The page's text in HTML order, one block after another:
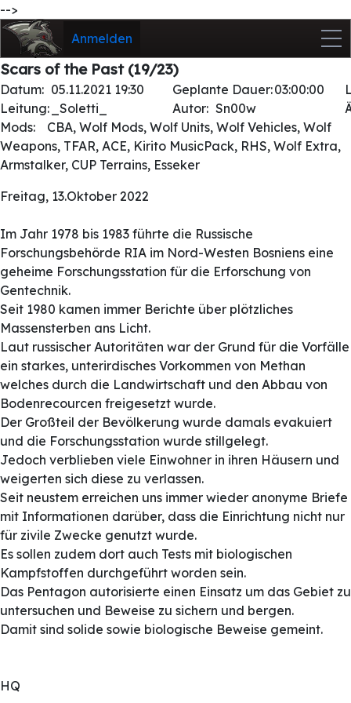
-->
Anmelden
Scars of the Past (19/23)
Datum: 05.11.2021 19:30 Geplante Dauer:03:00:00
Leitung: _Soletti_ Autor: Sn00w
Mods:
CBA, Wolf Mods, Wolf Units, Wolf Vehicles, Wolf
Weapons, TFAR, ACE, Kirito MusicPack, RHS, Wolf Extra,
Armstalker, CUP Terrains, Esseker
Freitag, 13.Oktober 2022
Im Jahr 1978 bis 1983 führte die Russische
Forschungsbehörde RIA im Nord-Westen Bosniens eine
geheime Forschungsstation für die Erforschung von
Gentechnik.
Seit 1980 kamen immer Berichte über plötzliches
Massensterben ans Licht.
Laut russischer Autoritäten war der Grund für die Vorfälle
ein starkes, unterirdisches Vorkommen von Methan
welches durch die Landwirtschaft und den Abbau von
Bodenrecourcen freigesetzt wurde.
Der Großteil der Bevölkerung wurde damals evakuiert
und die Forschungsstation wurde stillgelegt.
Jedoch verblieben viele Einwohner in ihren Häusern und
weigerten sich diese zu verlassen.
Seit neustem erreichen uns immer wieder anonyme Briefe
mit Informationen darüber, dass die Einrichtung nicht nur
für zivile Zwecke genutzt wurde.
Es sollen zudem dort auch Tests mit biologischen
Kampfstoffen durchgeführt worden sein.
Das Pentagon autorisierte einen Einsatz um das Gebiet zu
untersuchen und Beweise zu sichern und bergen.
Damit sind solide sowie biologische Beweise gemeint.
HQ